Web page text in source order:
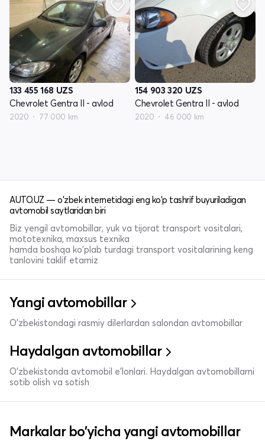
133 455 168 UZS
Chevrolet Gentra II - avlod
2020 77 000 km
154 903 320 UZS
Chevrolet Gentra II - avlod
2020 46 000 km
AUTO.UZ — o'zbek internetidagi eng ko'p tashrif buyuriladigan
avtomobil saytlaridan biri
Biz yengil avtomobillar, yuk va tijorat transport vositalari,
mototexnika, maxsus texnika
hamda boshqa ko'plab turdagi transport vositalarining keng
tanlovini taklif etamiz
Yangi avtomobillar
O'zbekistondagi rasmiy dilerlardan salondan avtomobillar
Haydalgan avtomobillar
O'zbekistonda avtomobil e’lonlari. Haydalgan avtomobillarni
sotib olish va sotish
Markalar bo'yicha yangi avtomobillar